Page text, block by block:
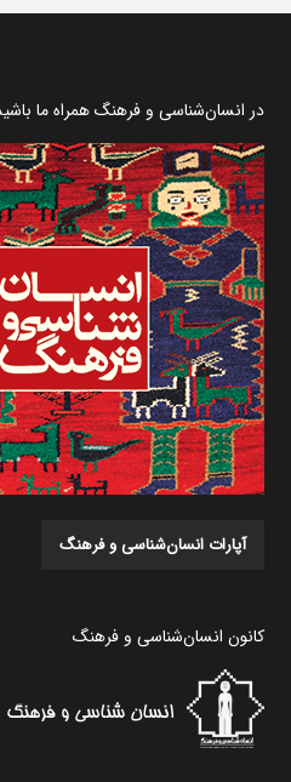
در انسان‌شناسی و فرهنگ همراه ما باشید
آپارات انسان‌شناسی و فرهنگ
کانون انسان‌شناسی و فرهنگ